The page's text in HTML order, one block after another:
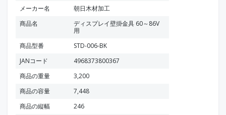
メーカー名
朝日木材加工
商品名
ディスプレイ壁掛金具 60～86V
用
商品型番
STD-006-BK
JANコード
4968373800367
商品の重量
3,200
商品の容量
7,448
商品の縦幅
246